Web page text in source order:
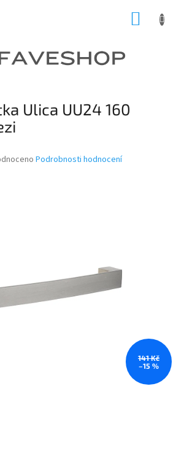
Ulica UU24 160
Podrobnosti hodnocení
141 Kč
–15 %